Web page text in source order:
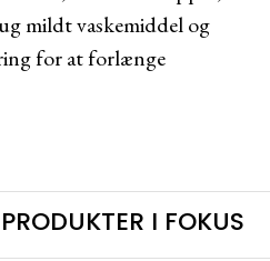
mildt vaskemiddel og
for at forlænge
PRODUKTER I FOKUS